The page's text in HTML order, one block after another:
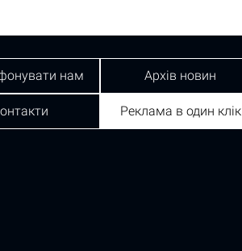
нам Архів новин
Реклама в один клік